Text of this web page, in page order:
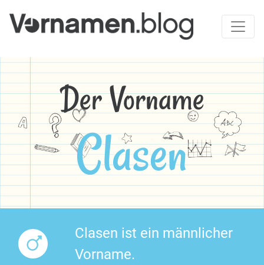
Der Vorname
Clasen
Clasen ist ein männlicher
Vorname.